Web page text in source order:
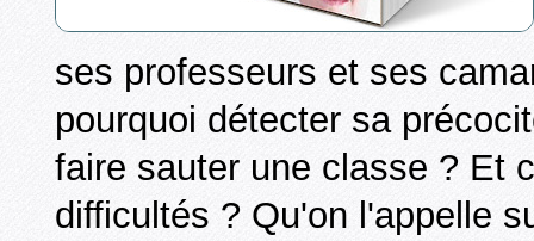
ses professeurs et ses
pourquoi détecter sa
faire sauter une classe ? Et
difficultés ? Qu'on l'appelle